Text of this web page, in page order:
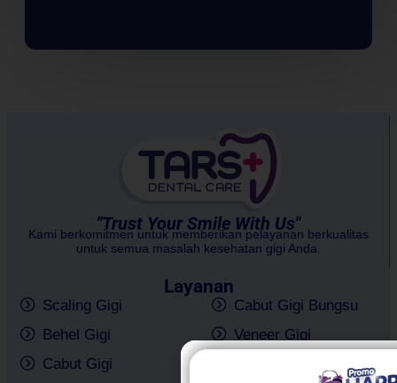
"Trust Your Smile With Us"
Kami berkomitmen untuk memberikan pelayanan berkualitas
untuk semua masalah kesehatan gigi Anda.
Layanan
Scaling Gigi
Behel Gigi
Cabut Gigi
Cabut Gigi Bungsu
Veneer Gigi